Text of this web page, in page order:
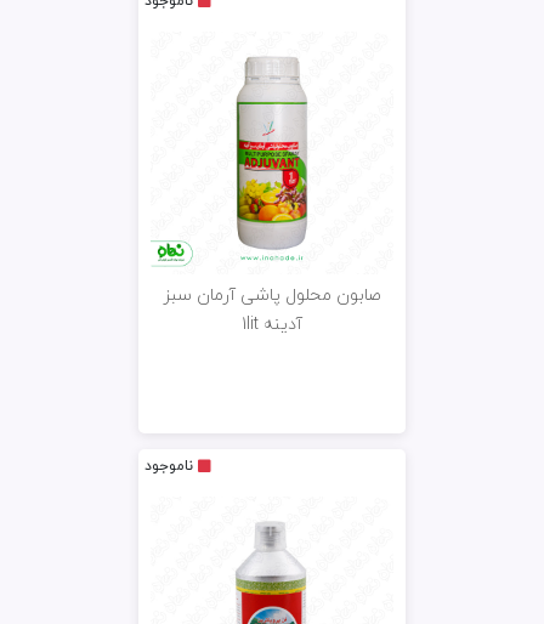
صابون محلول پاشی آرمان سبز
آدینه 1lit
ناموجود